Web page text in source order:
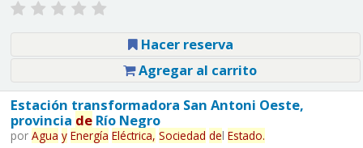
Hacer reserva
Agregar al carrito
Estación transformadora San Antoni Oeste,
provincia deRío Negro
por Agua y Energía Eléctrica, Sociedad del Estado.